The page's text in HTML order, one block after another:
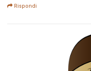
Rispondi